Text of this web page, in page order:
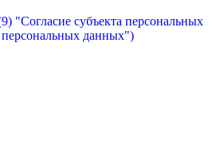
"Согласие субъекта персональных
персональных данных")